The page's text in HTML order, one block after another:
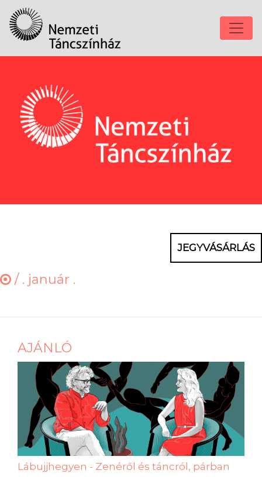
JEGYVÁSÁRLÁS
/ . január .
AJÁNLÓ
Lábujjhegyen - Zenéről és táncról, párban